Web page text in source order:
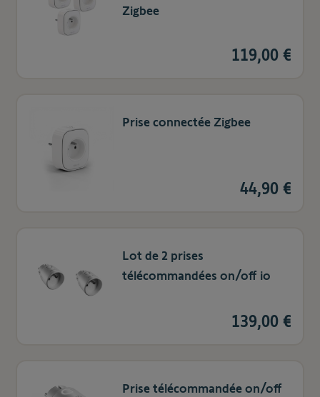
Zigbee
119,00 €
Prise connectée Zigbee
44,90 €
Lot de 2 prises
télécommandées on/off io
139,00 €
Prise télécommandée on/off